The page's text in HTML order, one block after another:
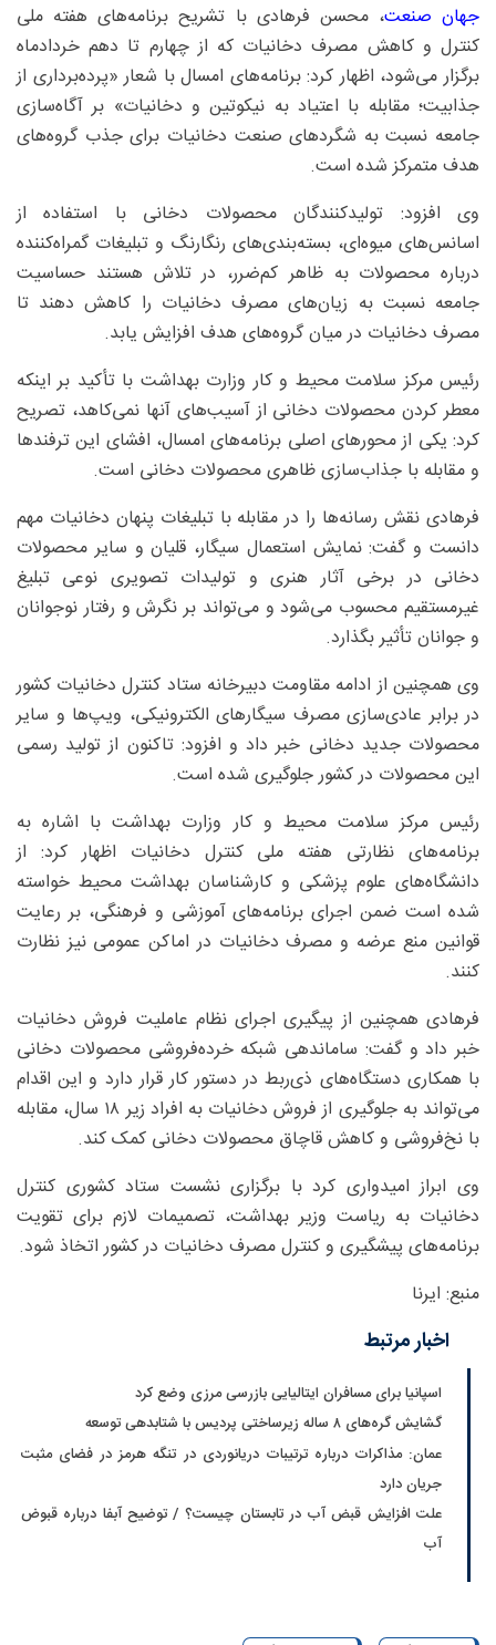
جهان صنعت، محسن فرهادی با تشریح برنامه‌های هفته ملی
کنترل و کاهش مصرف دخانیات که از چهارم تا دهم خردادماه
برگزار می‌شود، اظهار کرد: برنامه‌های امسال با شعار «پرده‌برداری از
جذابیت؛ مقابله با اعتیاد به نیکوتین و دخانیات» بر آگاه‌سازی
جامعه نسبت به شگردهای صنعت دخانیات برای جذب گروه‌های
هدف متمرکز شده است.
وی افزود: تولیدکنندگان محصولات دخانی با استفاده از
اسانس‌های میوه‌ای، بسته‌بندی‌های رنگارنگ و تبلیغات گمراه‌کننده
درباره محصولات به ظاهر کم‌ضرر، در تلاش هستند حساسیت
جامعه نسبت به زیان‌های مصرف دخانیات را کاهش دهند تا
مصرف دخانیات در میان گروه‌های هدف افزایش یابد.
رئیس مرکز سلامت محیط و کار وزارت بهداشت با تأکید بر اینکه
معطر کردن محصولات دخانی از آسیب‌های آنها نمی‌کاهد، تصریح
کرد: یکی از محورهای اصلی برنامه‌های امسال، افشای این ترفندها
و مقابله با جذاب‌سازی ظاهری محصولات دخانی است.
فرهادی نقش رسانه‌ها را در مقابله با تبلیغات پنهان دخانیات مهم
دانست و گفت: نمایش استعمال سیگار، قلیان و سایر محصولات
دخانی در برخی آثار هنری و تولیدات تصویری نوعی تبلیغ
غیرمستقیم محسوب می‌شود و می‌تواند بر نگرش و رفتار نوجوانان
و جوانان تأثیر بگذارد.
وی همچنین از ادامه مقاومت دبیرخانه ستاد کنترل دخانیات کشور
در برابر عادی‌سازی مصرف سیگارهای الکترونیکی، ویپ‌ها و سایر
محصولات جدید دخانی خبر داد و افزود: تاکنون از تولید رسمی
این محصولات در کشور جلوگیری شده است.
رئیس مرکز سلامت محیط و کار وزارت بهداشت با اشاره به
برنامه‌های نظارتی هفته ملی کنترل دخانیات اظهار کرد: از
دانشگاه‌های علوم پزشکی و کارشناسان بهداشت محیط خواسته
شده است ضمن اجرای برنامه‌های آموزشی و فرهنگی، بر رعایت
قوانین منع عرضه و مصرف دخانیات در اماکن عمومی نیز نظارت
کنند.
فرهادی همچنین از پیگیری اجرای نظام عاملیت فروش دخانیات
خبر داد و گفت: ساماندهی شبکه خرده‌فروشی محصولات دخانی
با همکاری دستگاه‌های ذی‌ربط در دستور کار قرار دارد و این اقدام
می‌تواند به جلوگیری از فروش دخانیات به افراد زیر ۱۸ سال، مقابله
با نخ‌فروشی و کاهش قاچاق محصولات دخانی کمک کند.
وی ابراز امیدواری کرد با برگزاری نشست ستاد کشوری کنترل
دخانیات به ریاست وزیر بهداشت، تصمیمات لازم برای تقویت
برنامه‌های پیشگیری و کنترل مصرف دخانیات در کشور اتخاذ شود.
منبع: ایرنا
اخبار مرتبط
اسپانیا برای مسافران ایتالیایی بازرسی مرزی وضع کرد
گشایش گره‌های ۸ ساله زیرساختی پردیس با شتابدهی توسعه
عمان: مذاکرات درباره ترتیبات دریانوردی در تنگه هرمز در فضای مثبت
جریان دارد
علت افزایش قبض آب در تابستان چیست؟ / توضیح آبفا درباره قبوض
آب